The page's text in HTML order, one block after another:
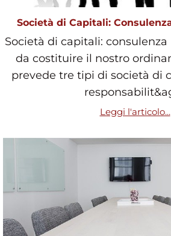
Società di Capitali:
Società di capitali:
da costituire il nostro
prevede tre tipi di società di
Leggi l'articolo...